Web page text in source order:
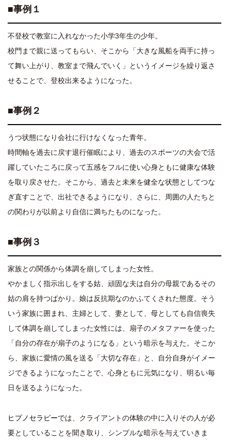
■事例１
不登校で教室に入れなかった小学3年生の少年。
校門まで親に送ってもらい、そこから「大きな風船を両手に持っ
て舞い上がり、教室まで飛んでいく」というイメージを繰り返さ
せることで、登校出来るようになった。
■事例２
うつ状態になり会社に行けなくなった青年。
時間軸を過去に戻す退行催眠により、過去のスポーツの大会で活
躍していたころに戻って五感をフルに使い心身ともに健康な体験
を取り戻させた。そこから、過去と未来を健全な状態としてつな
ぎ直すことで、出社できるようになり、さらに、周囲の人たちと
の関わりが以前より自信に満ちたものになった。
■事例３
家族との関係から体調を崩してしまった女性。
やかましく指示出しをする姑、頑固な夫は自分の母親であるその
姑の肩を持つばかり。娘は反抗期なのかふてくされた態度。そう
いう家族に囲まれ、主婦として、妻として、母としても自信喪失
して体調を崩してしまった女性には、扇子のメタファーを使った
「自分の存在が扇子のようになる」という暗示を与えた。そこか
ら、家族に愛情の風を送る「大切な存在」と、自分自身がイメー
ジできるようになったことで、心身ともに元気になり、明るい毎
日を送るようになった。
ヒプノセラピーでは、クライアントの体験の中に入りその人が必
要としていることを聞き取り、シンプルな暗示を与えていきま